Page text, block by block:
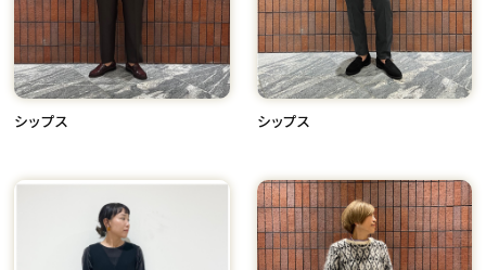
シップス シップス